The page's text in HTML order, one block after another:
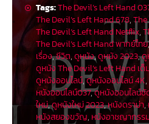
Tags:The Devil’s Left Hand
The Devil’s Left Hand 678,
The Devil’s Left Hand Netflix,
The Devil’s Left Hand พากย์ไทย
เรื่อง,ชีวิต,ดูหนัง,ดูหนัง 2023,ดู
ดูหนัง The Devil’s Left Hand เต็
ดูหนังออนไลน์,ดูหนังออนไลน์ 4K,
หนังออนไลน์037,ดูหนังออนไลน์ชั
ใหม่,ดูหนังใหม่ 2023,หนังดราม่า,
หนังสยองขวัญ, หนังอาชญากรร